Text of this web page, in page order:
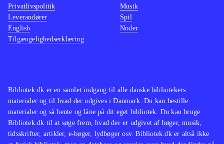
Bibliotek.dk er en samlet indgang til alle danske bibliotekers
materialer og til hvad der udgives i Danmark. Du kan bestille
materialer og så hente og låne på dit eget bibliotek. Du kan bruge
Bibliotek.dk til at søge frem, hvad der er udgivet af bøger, musik,
tidsskrifter, artikler, e-bøger, lydbøger osv. Bibliotek.dk er altså ikke
Privatlivspolitik
Leverandører
English
Tilgængelighedserklæring
Musik
Spil
Noder